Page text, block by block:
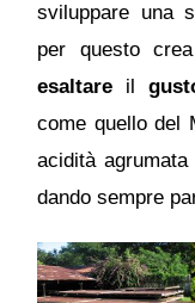
sviluppare una
per questo
esaltare il
come quello del
acidità
dando sempre